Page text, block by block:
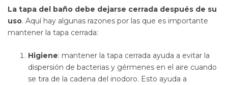
La tapa del baño debe dejarse cerrada después de su
uso. Aquí hay algunas razones por las que es importante
mantener la tapa cerrada:
Higiene: mantener la tapa cerrada ayuda a evitar la
dispersión de bacterias y gérmenes en el aire cuando
se tira de la cadena del inodoro. Esto ayuda a